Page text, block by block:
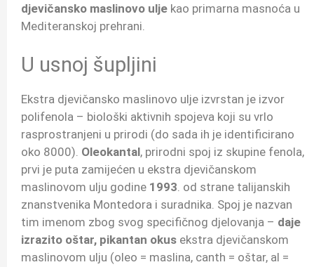
djevičansko maslinovo ulje kao primarna masnoća u
Mediteranskoj prehrani.
U usnoj šupljini
Ekstra djevičansko maslinovo ulje izvrstan je izvor
polifenola – biološki aktivnih spojeva koji su vrlo
rasprostranjeni u prirodi (do sada ih je identificirano
oko 8000). Oleokantal, prirodni spoj iz skupine fenola,
prvi je puta zamijećen u ekstra djevičanskom
maslinovom ulju godine 1993. od strane talijanskih
znanstvenika Montedora i suradnika. Spoj je nazvan
tim imenom zbog svog specifičnog djelovanja – daje
izrazito oštar, pikantan okus ekstra djevičanskom
maslinovom ulju (oleo = maslina, canth = oštar, al =